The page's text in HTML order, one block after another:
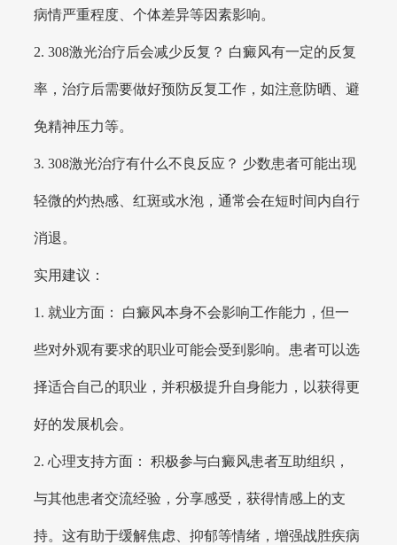
病情严重程度、个体差异等因素影响。
2. 308激光治疗后会减少反复？ 白癜风有一定的反复
率，治疗后需要做好预防反复工作，如注意防晒、避
免精神压力等。
3. 308激光治疗有什么不良反应？ 少数患者可能出现
轻微的灼热感、红斑或水泡，通常会在短时间内自行
消退。
实用建议：
1. 就业方面： 白癜风本身不会影响工作能力，但一
些对外观有要求的职业可能会受到影响。患者可以选
择适合自己的职业，并积极提升自身能力，以获得更
好的发展机会。
2. 心理支持方面： 积极参与白癜风患者互助组织，
与其他患者交流经验，分享感受，获得情感上的支
持。这有助于缓解焦虑、抑郁等情绪，增强战胜疾病